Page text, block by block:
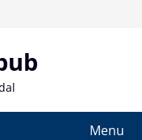
Menu